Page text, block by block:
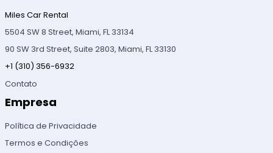
Miles Car Rental
5504 SW 8 Street, Miami, FL 33134
90 SW 3rd Street, Suite 2803, Miami, FL 33130
+1 (310) 356-6932
Contato
Empresa
Política de Privacidade
Termos e Condições